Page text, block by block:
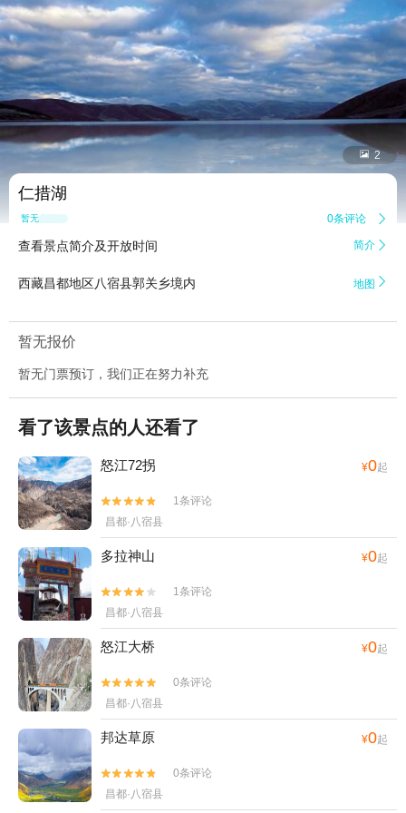
 2
仁措湖
暂无点评 0条评论 
查看景点简介及开放时间 简介 
西藏昌都地区八宿县郭关乡境内 地图 
暂无报价
暂无门票预订，我们正在努力补充
看了该景点的人还看了
怒江72拐 ¥0起


1条评论
昌都·八宿县
多拉神山 ¥0起


1条评论
昌都·八宿县
怒江大桥 ¥0起


0条评论
昌都·八宿县
邦达草原 ¥0起


0条评论
昌都·八宿县
